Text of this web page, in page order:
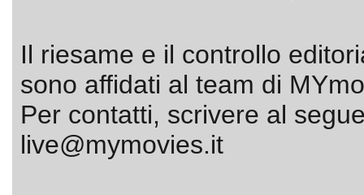
Il riesame e il controllo
sono affidati al team di
Per contatti, scrivere al
live@mymovies.it